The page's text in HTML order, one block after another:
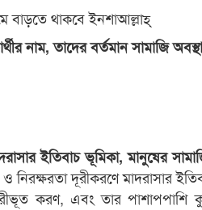
বাড়তে থাকবে ইনশাআল্লাহ্
নাম, তাদের বর্তমান সামাজি
ইতিবাচ ভূমিকা, মানুষের
নিরক্ষরতা দূরীকরণে মাদরাসার
করণ, এবং তার পাশাপপাশি